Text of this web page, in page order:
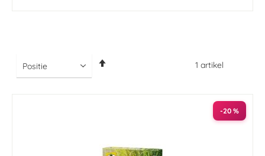
1 artikel
-20 %